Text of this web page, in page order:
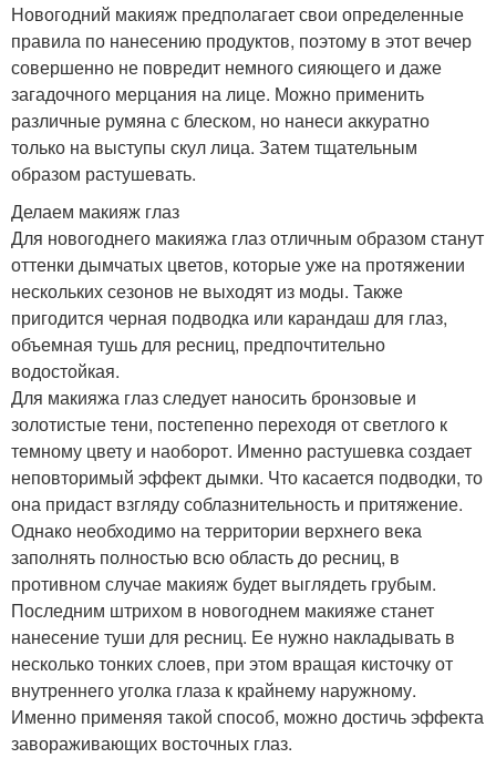
Новогодний макияж предполагает свои определенные
правила по нанесению продуктов, поэтому в этот вечер
совершенно не повредит немного сияющего и даже
загадочного мерцания на лице. Можно применить
различные румяна с блеском, но нанеси аккуратно
только на выступы скул лица. Затем тщательным
образом растушевать.
Делаем макияж глаз
Для новогоднего макияжа глаз отличным образом станут
оттенки дымчатых цветов, которые уже на протяжении
нескольких сезонов не выходят из моды. Также
пригодится черная подводка или карандаш для глаз,
объемная тушь для ресниц, предпочтительно
водостойкая.
Для макияжа глаз следует наносить бронзовые и
золотистые тени, постепенно переходя от светлого к
темному цвету и наоборот. Именно растушевка создает
неповторимый эффект дымки. Что касается подводки, то
она придаст взгляду соблазнительность и притяжение.
Однако необходимо на территории верхнего века
заполнять полностью всю область до ресниц, в
противном случае макияж будет выглядеть грубым.
Последним штрихом в новогоднем макияже станет
нанесение туши для ресниц. Ее нужно накладывать в
несколько тонких слоев, при этом вращая кисточку от
внутреннего уголка глаза к крайнему наружному.
Именно применяя такой способ, можно достичь эффекта
завораживающих восточных глаз.